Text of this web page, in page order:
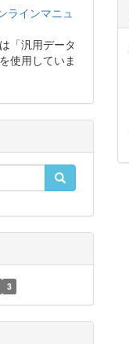
ラインマニュ
「汎用データ
使用していま
3